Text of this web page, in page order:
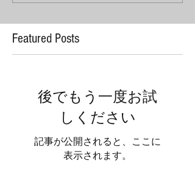
Featured Posts
後でもう一度お試
しください
記事が公開されると、ここに
表示されます。